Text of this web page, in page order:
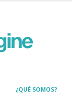
¿QUÉ SOMOS?